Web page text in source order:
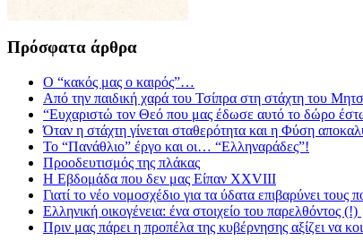
Πρόσφατα άρθρα
Ο “κακός μας ο καιρός”…
Από την παιδική χαρά του Τσίπρα στη στάχτη του
“Ευχαριστώ τον Θεό που μας έδωσε αυτό το δώρο
Όταν η στάχτη γίνεται σταθερότητα και η Φύση
Το “Πανάθλιο” έργο και οι… “Ελληναράδες”!
Προοδευτισμός της πλάκας
Η Εβδομάδα που δεν μας Είπαν XXVIII
Γιατί το νέο νομοσχέδιο για τα ύδατα επιβαρύνει τους
Ελληνική οικογένεια: ένα στοιχείο του παρελθόντος (!)
Πριν μας πάρει η προπέλα της κυβέρνησης αξίζει να